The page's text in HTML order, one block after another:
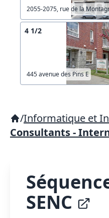
2055-2075, rue de la
4 1/2
445 avenue des Pins E
/Informatique et
Consultants -
SENC